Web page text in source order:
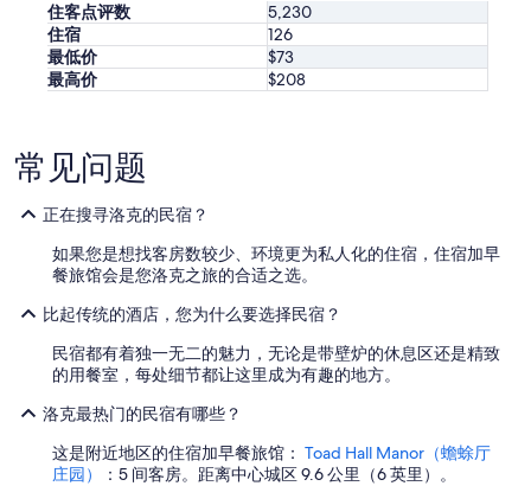
情
况
能
变
动。
遵
住客点评数
5,230
住宿
126
最低价
$73
最高价
$208
常见问题
正在搜寻洛克的民宿？
如果您是想找客房数较少、环境更为私人化的住宿，住宿加早
餐旅馆会是您洛克之旅的合适之选。
比起传统的酒店，您为什么要选择民宿？
民宿都有着独一无二的魅力，无论是带壁炉的休息区还是精致
的用餐室，每处细节都让这里成为有趣的地方。
洛克最热门的民宿有哪些？
这是附近地区的住宿加早餐旅馆： Toad Hall Manor（蟾蜍厅
庄园）
：5 间客房。距离中心城区 9.6 公里（6 英里）。